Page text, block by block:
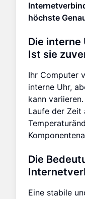
höchste
Die interne
Ist sie
Ihr Computer
interne Uhr,
kann
Laufe der Zeit
Die
Eine stabile